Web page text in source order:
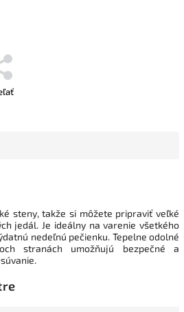
steny, takže si môžete pripraviť veľké
jedál. Je ideálny na varenie všetkého
nedeľnú pečienku. Tepelne odolné
stranách umožňujú bezpečné a